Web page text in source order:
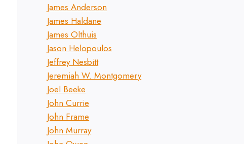
James Anderson
James Haldane
James Olthuis
Jason Helopoulos
Jeffrey Nesbitt
Jeremiah W. Montgomery
Joel Beeke
John Currie
John Frame
John Murray